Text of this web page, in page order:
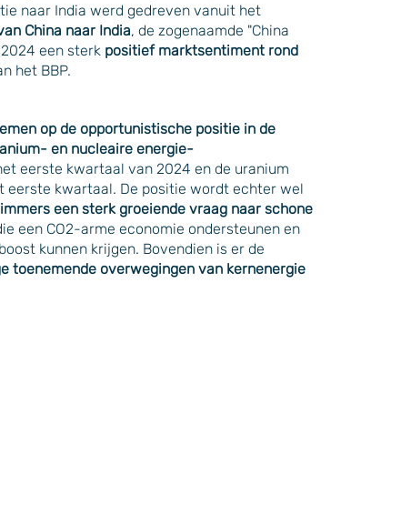
naar India werd gedreven vanuit het
China naar India, de zogenaamde "China
een sterk positief marktsentiment rond
het BBP.
op de opportunistische positie in de
en nucleaire energie-
eerste kwartaal van 2024 en de uranium
eerste kwartaal. De positie wordt echter wel
een sterk groeiende vraag naar schone
een CO2-arme economie ondersteunen en
kunnen krijgen. Bovendien is er de
toenemende overwegingen van kernenergie